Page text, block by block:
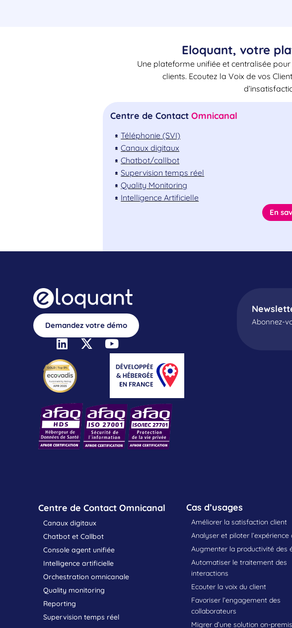
Eloquant, votre
Une plateforme unifiée et centralisée
clients. Ecoutez la Voix de vos
Centre de Contact Omnicanal
Téléphonie (SVI)
Canaux digitaux
Chatbot/callbot
Supervision temps réel
Quality Monitoring
Intelligence Artificielle
En
Demandez votre démo Abonnez-
Centre de Contact Omnicanal
Canaux digitaux
Chatbot et Callbot
Console agent unifiée
Intelligence artificielle
Orchestration omnicanale
Quality monitoring
Reporting
Supervision temps réel
Cas d’usages
Améliorer la satisfaction client
Analyser et piloter l’expérience
Augmenter la productivité des
Automatiser le traitement des
interactions
Ecouter la voix du client
Favoriser l’engagement des
collaborateurs
Migrer d’une solution on-